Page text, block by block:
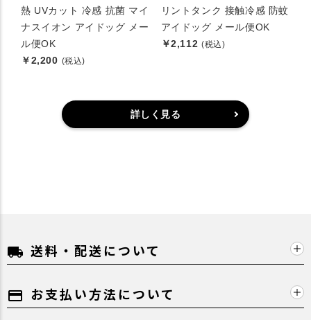
熱 UVカット 冷感 抗菌 マイ
ナスイオン アイドッグ メー
ル便OK
￥2,200 (税込)
リントタンク 接触冷感 防蚊
アイドッグ メール便OK
￥2,112 (税込)
詳しく見る
local_shipping 送料・配送について
payment お支払い方法について